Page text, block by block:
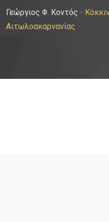
Γεώργιος Φ. Κοντός -
Αιτωλοακαρνανίας